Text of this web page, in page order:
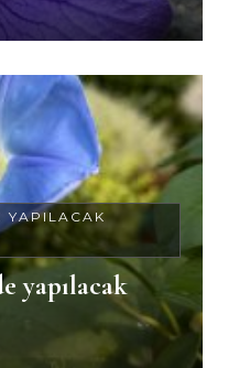
YAPILACAK
yapılacak